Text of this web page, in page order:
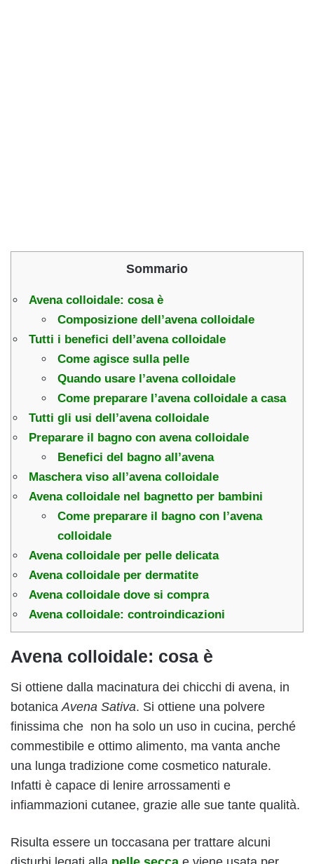
Sommario
Avena colloidale: cosa è
Composizione dell’avena colloidale
Tutti i benefici dell’avena colloidale
Come agisce sulla pelle
Quando usare l’avena colloidale
Come preparare l’avena colloidale a casa
Tutti gli usi dell’avena colloidale
Preparare il bagno con avena colloidale
Benefici del bagno all’avena
Maschera viso all’avena colloidale
Avena colloidale nel bagnetto per bambini
Come preparare il bagno con l’avena
colloidale
Avena colloidale per pelle delicata
Avena colloidale per dermatite
Avena colloidale dove si compra
Avena colloidale: controindicazioni
Avena colloidale: cosa è
Si ottiene dalla macinatura dei chicchi di avena, in
botanicaAvena Sativa. Si ottiene una polvere
finissima che non ha solo un uso in cucina, perché
commestibile e ottimo alimento, ma vanta anche
una lunga tradizione come cosmetico naturale.
Infatti è capace di lenire arrossamenti e
infiammazioni cutanee, grazie alle sue tante qualità.
Risulta essere un toccasana per trattare alcuni